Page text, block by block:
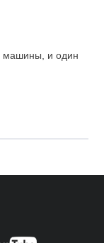
машины, и один